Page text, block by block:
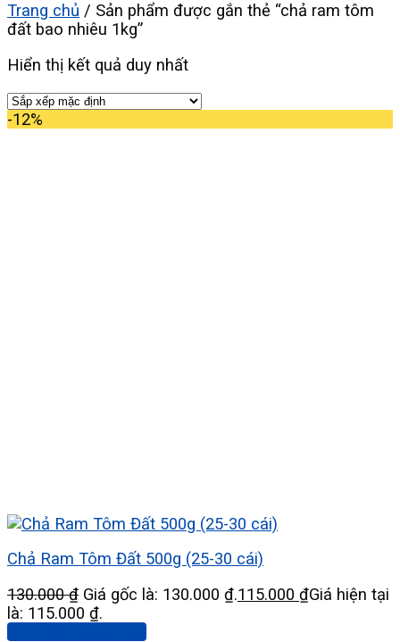
Trang chủ / Sản phẩm được gắn thẻ “chả ram tôm
đất bao nhiêu 1kg”
Hiển thị kết quả duy nhất
-12%
Chả Ram Tôm Đất 500g (25-30 cái)
130.000₫ Giá gốc là: 130.000 ₫.115.000 ₫Giá hiện tại
là: 115.000 ₫.
Thêm vào giỏ hàng